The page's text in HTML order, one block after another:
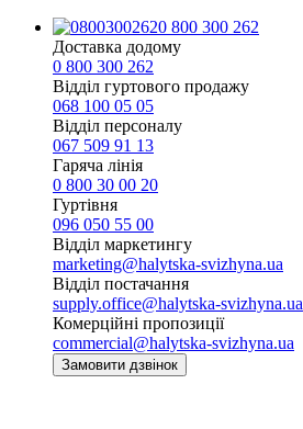
0 800 300 262
Доставка додому
0 800 300 262
Відділ гуртового продажу
068 100 05 05​
Відділ персоналу
067 509 91 13
Гаряча лінія
0 800 30 00 20
Гуртівня
096 050 55 00
Відділ маркетингу
marketing@halytska-svizhyna.ua
Відділ постачання
supply.office@halytska-svizhyna.ua
Комерційні пропозиції
commercial@halytska-svizhyna.ua
Замовити дзвінок